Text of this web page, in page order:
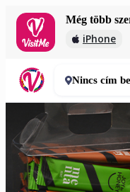
Még több
iPhone
Joy by
1 800 Ft
Nincs cím